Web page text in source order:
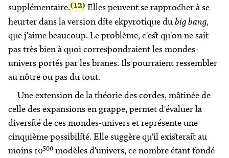
supplémentaire.(12) Elles peuvent se rapprocher à se
heurter dans la version dite ekpyrotique dubig bang,
que j'aime beaucoup. Le problème, c'est qu'on ne sait
pas très bien à quoi correspondraient les mondes-
univers portés par les branes. Ils pourraient ressembler
au nôtre ou pas du tout.
Une extension de la théorie des cordes, mâtinée de
celle des expansions en grappe, permet d'évaluer la
diversité de ces mondes-univers et représente une
cinquième possibilité. Elle suggère qu'il existerait au
moins 10500 modèles d'univers, ce nombre étant fondé